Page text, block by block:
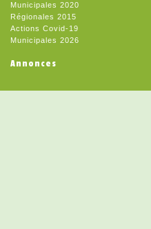
Municipales 2020
Régionales 2015
Actions Covid-19
Municipales 2026
Annonces